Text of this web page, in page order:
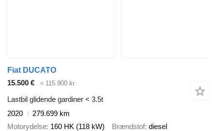
Fiat DUCATO
15.500 €
≈ 115.900 kr.
Lastbil glidende gardiner < 3.5t
2020
279.699 km
Motorydelse 160 HK (118 kW) Brændstof diesel